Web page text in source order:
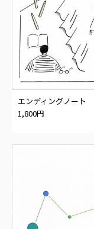
エンディングノート
1,800円